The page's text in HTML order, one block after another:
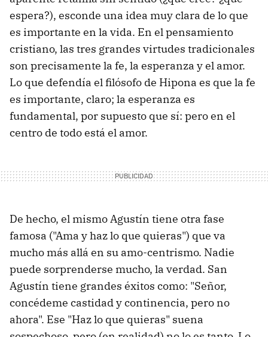
espera?), esconde una idea muy clara de lo que
es importante en la vida. En el pensamiento
cristiano, las tres grandes virtudes tradicionales
son precisamente la fe, la esperanza y el amor.
Lo que defendía el filósofo de Hipona es que la fe
es importante, claro; la esperanza es
fundamental, por supuesto que sí: pero en el
centro de todo está el amor.
De hecho, el mismo Agustín tiene otra fase
famosa ("Ama y haz lo que quieras") que va
mucho más allá en su amo-centrismo. Nadie
puede sorprenderse mucho, la verdad. San
Agustín tiene grandes éxitos como: "Señor,
concédeme castidad y continencia, pero no
ahora". Ese "Haz lo que quieras" suena